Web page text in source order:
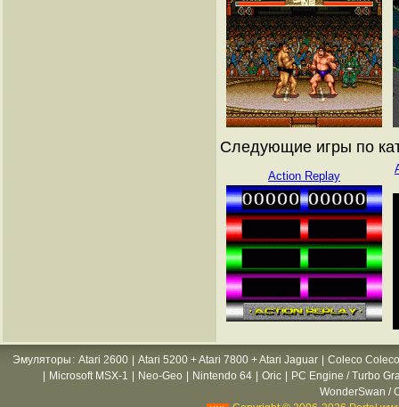
Следующие игры по
Action Replay
Эмуляторы : Atari 2600 Atari 5200 + Atari 7800 + Atari Jaguar
Coleco
Microsoft MSX-1 Neo-Geo Nintendo 64 Oric
PC Engine / Turbo
WonderSwan /